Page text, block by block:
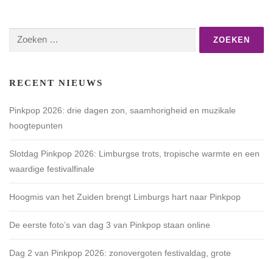
Zoeken
RECENT NIEUWS
Pinkpop 2026: drie dagen zon, saamhorigheid en muzikale
hoogtepunten
Slotdag Pinkpop 2026: Limburgse trots, tropische warmte en een
waardige festivalfinale
Hoogmis van het Zuiden brengt Limburgs hart naar Pinkpop
De eerste foto’s van dag 3 van Pinkpop staan online
Dag 2 van Pinkpop 2026: zonovergoten festivaldag, grote